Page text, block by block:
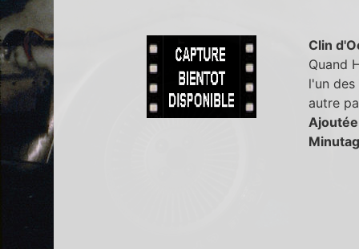
Clin
Quand
l'un
autre